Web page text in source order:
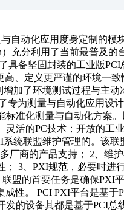
自动化应用度身定制的
）充分利用了当前最普
具备坚固封装的工业版
、定义更严谨的环境一
增加了环境测试过程与主
专为测量与自动化应用设
标准化测量与自动化方案
活的PC技术；开放的工
系统联盟维护管理的。该
厂商的产品支持； 2、维
3、PXI规范，必要时进
盟的首要任务是确保PXI
成性。 PCI PXI平台是基
的设备其都是基于PCI